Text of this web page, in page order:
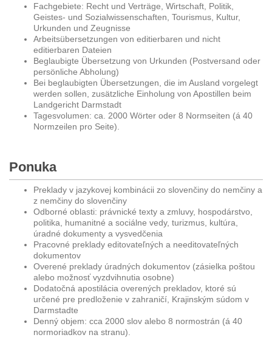
Fachgebiete: Recht und Verträge, Wirtschaft, Politik,
Geistes- und Sozialwissenschaften, Tourismus, Kultur,
Urkunden und Zeugnisse
Arbeitsübersetzungen von editierbaren und nicht
editierbaren Dateien
Beglaubigte Übersetzung von Urkunden (Postversand oder
persönliche Abholung)
Bei beglaubigten Übersetzungen, die im Ausland vorgelegt
werden sollen, zusätzliche Einholung von Apostillen beim
Landgericht Darmstadt
Tagesvolumen: ca. 2000 Wörter oder 8 Normseiten (á 40
Normzeilen pro Seite).
Ponuka
Preklady v jazykovej kombinácii zo slovenčiny do nemčiny a
z nemčiny do slovenčiny
Odborné oblasti: právnické texty a zmluvy, hospodárstvo,
politika, humanitné a sociálne vedy, turizmus, kultúra,
úradné dokumenty a vysvedčenia
Pracovné preklady editovateľných a needitovateľných
dokumentov
Overené preklady úradných dokumentov (zásielka poštou
alebo možnosť vyzdvihnutia osobne)
Dodatočná apostilácia overených prekladov, ktoré sú
určené pre predloženie v zahraničí, Krajinským súdom v
Darmstadte
Denný objem: cca 2000 slov alebo 8 normostrán (á 40
normoriadkov na stranu).